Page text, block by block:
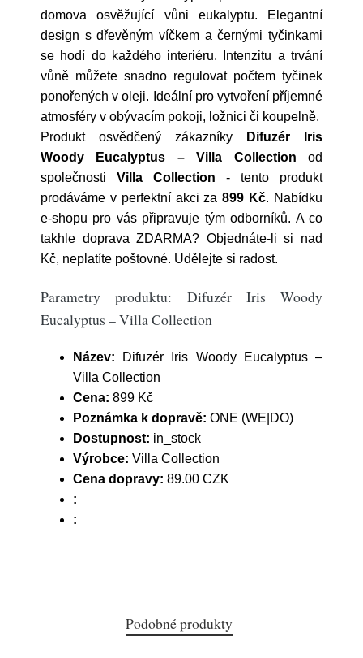
domova osvěžující vůni eukalyptu. Elegantní
design s dřevěným víčkem a černými tyčinkami
se hodí do každého interiéru. Intenzitu a trvání
vůně můžete snadno regulovat počtem tyčinek
ponořených v oleji. Ideální pro vytvoření příjemné
atmosféry v obývacím pokoji, ložnici či koupelně.
Produkt osvědčený zákazníky
Difuzér Iris
Woody Eucalyptus – Villa Collection od
společnosti Villa Collection - tento produkt
prodáváme v perfektní akci za899 Kč. Nabídku
e-shopu pro vás připravuje tým odborníků. A co
takhle doprava ZDARMA? Objednáte-li si nad
Kč, neplatíte poštovné. Udělejte si radost.
Parametry produktu: Difuzér Iris Woody
Eucalyptus – Villa Collection
Název: Difuzér Iris Woody Eucalyptus –
Villa Collection
Cena: 899 Kč
Poznámka k dopravě: ONE (WE|DO)
Dostupnost: in_stock
Výrobce: Villa Collection
Cena dopravy: 89.00 CZK
:
:
Podobné produkty